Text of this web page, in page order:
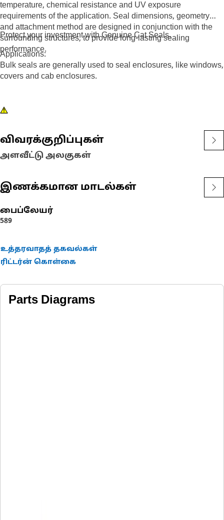
temperature, chemical resistance and UV exposure
requirements of the application. Seal dimensions, geometry
and attachment method are designed in conjunction with the
surrounding structures, to provide long-lasting sealing
performance.
Protect your investment with Genuine Cat Seals.
Applications:
Bulk seals are generally used to seal enclosures, like windows,
covers and cab enclosures.
விவரக்குறிப்புகள்
அளவீட்டு அலகுகள்
இணக்கமான மாடல்கள்
பைப்லேயர்
589
உத்தரவாதத் தகவல்கள்
ரிட்டர்ன் கொள்கை
Parts Diagrams